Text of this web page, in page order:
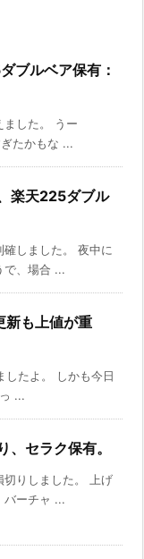
ブルベア保有：
ました。 うー
たかもな ...
楽天225ダブル
しました。 夜中に
で、場合 ...
新も上値が重
したよ。 しかも今日
...
、セラク保有。
切りしました。 上げ
バーチャ ...